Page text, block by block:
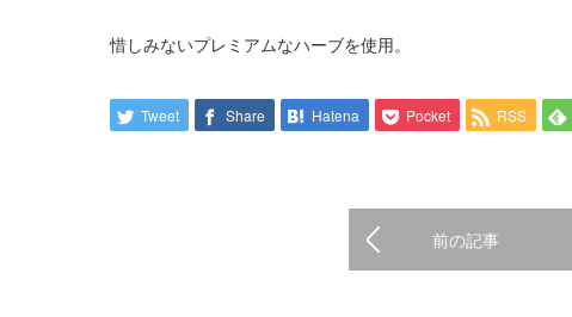
惜しみないプレミアムなハーブを使用。
Tweet Share Hatena Pocket RSS
前の記事